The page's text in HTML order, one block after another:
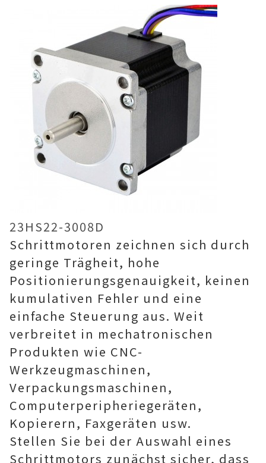
23HS22-3008D
Schrittmotoren zeichnen sich durch
geringe Trägheit, hohe
Positionierungsgenauigkeit, keinen
kumulativen Fehler und eine
einfache Steuerung aus. Weit
verbreitet in mechatronischen
Produkten wie CNC-
Werkzeugmaschinen,
Verpackungsmaschinen,
Computerperipheriegeräten,
Kopierern, Faxgeräten usw.
Stellen Sie bei der Auswahl eines
Schrittmotors zunächst sicher, dass